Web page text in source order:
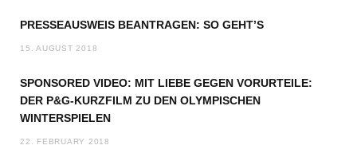
PRESSEAUSWEIS BEANTRAGEN: SO GEHT’S
15. AUGUST 2018
SPONSORED VIDEO: MIT LIEBE GEGEN VORURTEILE:
DER P&G-KURZFILM ZU DEN OLYMPISCHEN
WINTERSPIELEN
22. FEBRUARY 2018